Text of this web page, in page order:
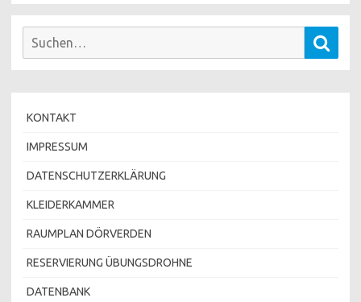
Beiträge
Suchen
KONTAKT
IMPRESSUM
DATENSCHUTZERKLÄRUNG
KLEIDERKAMMER
RAUMPLAN DÖRVERDEN
RESERVIERUNG ÜBUNGSDROHNE
DATENBANK